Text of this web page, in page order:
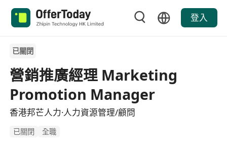
登入
已關閉
營銷推廣經理 Marketing
Promotion Manager
香港邦芒人力·人力資源管理/顧問
已關閉 全職